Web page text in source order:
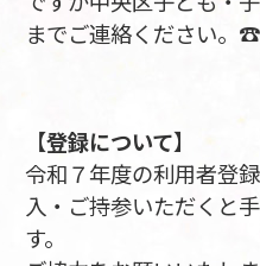
までご連絡ください。
【登録について】
令和７年度の利用者登
入・ご持参いただくと
す。